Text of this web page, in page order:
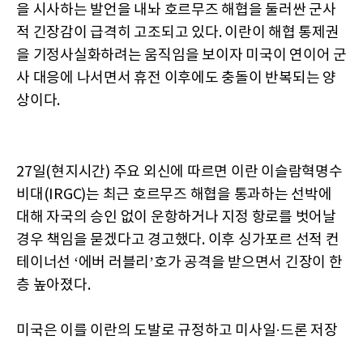
을 시사하는 발언을 내놔 호르무즈 해협을 둘러싼 군사
적 긴장감이 급격히 고조되고 있다. 이란이 해협 통제권
을 기정사실화하려는 움직임을 보이자 미국이 연이어 군
사 대응에 나서면서 휴전 이후에도 충돌이 반복되는 양
상이다.
27일(현지시간) 주요 외신에 따르면 이란 이슬람혁명수
비대(IRGC)는 최근 호르무즈 해협을 통과하는 선박에
대해 자국의 승인 없이 운항하거나 지정 항로를 벗어날
경우 책임을 묻겠다고 경고했다. 이후 싱가포르 선적 컨
테이너선 ‘에버 러블리’호가 공격을 받으면서 긴장이 한
층 높아졌다.
미국은 이를 이란의 도발로 규정하고 미사일·드론 저장